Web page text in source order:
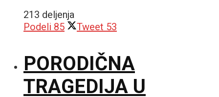
213 deljenja
Podeli 85 Tweet 53
PORODIČNA
TRAGEDIJA U